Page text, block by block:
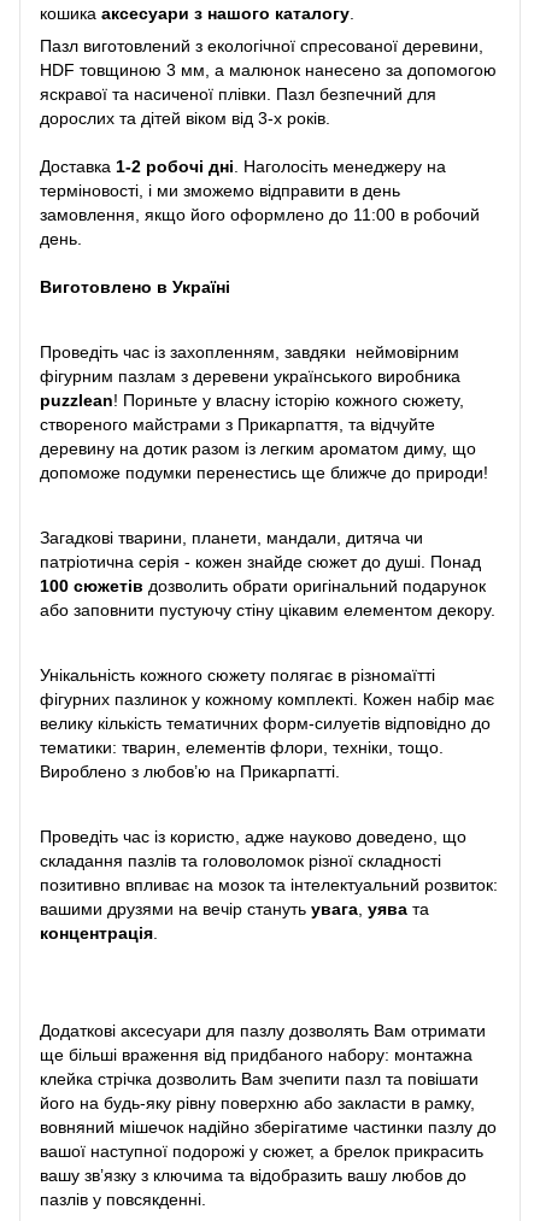
кошика аксесуари з нашого каталогу
Пазл виготовлений з екологічної спресованої деревини,
HDF товщиною 3 мм, а малюнок нанесено за допомогою
яскравої та насиченої плівки. Пазл безпечний для
дорослих та дітей віком від 3-х років.
Доставка 1-2 робочі дні . Наголосіть менеджеру на
терміновості, і ми зможемо відправити в день
замовлення, якщо його оформлено до 11:00 в робочий
день.
Виготовлено в Україні
Проведіть час із захопленням, завдяки неймовірним
фігурним пазлам з деревени українського виробника
puzzlean! Пориньте у власну історію кожного сюжету,
створеного майстрами з Прикарпаття, та відчуйте
деревину на дотик разом із легким ароматом диму, що
допоможе подумки перенестись ще ближче до природи!
Загадкові тварини, планети, мандали, дитяча чи
патріотична серія - кожен знайде сюжет до душі. Понад
100 сюжетів дозволить обрати оригінальний подарунок
або заповнити пустуючу стіну цікавим елементом декору.
Унікальність кожного сюжету полягає в різномаїтті
фігурних пазлинок у кожному комплекті. Кожен набір має
велику кількість тематичних форм-силуетів відповідно до
тематики: тварин, елементів флори, техніки, тощо.
Вироблено з любов’ю на Прикарпатті.
Проведіть час із користю, адже науково доведено, що
складання пазлів та головоломок різної складності
позитивно впливає на мозок та інтелектуальний розвиток:
вашими друзями на вечір стануть увага уява та
концентрація
Додаткові аксесуари для пазлу дозволять Вам отримати
ще більші враження від придбаного набору: монтажна
клейка стрічка дозволить Вам зчепити пазл та повішати
його на будь-яку рівну поверхню або закласти в рамку,
вовняний мішечок надійно зберігатиме частинки пазлу до
вашої наступної подорожі у сюжет, а брелок прикрасить
вашу зв’язку з ключима та відобразить вашу любов до
пазлів у повсякденні.